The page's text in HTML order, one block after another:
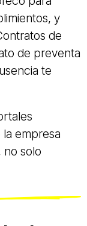
y
de
de preventa
te
empresa
no solo